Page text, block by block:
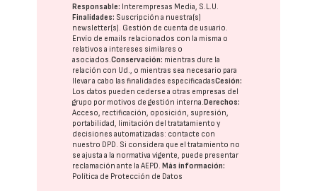
Responsable: Interempresas Media, S.L.U.
Finalidades: Suscripción a nuestra(s)
newsletter(s). Gestión de cuenta de usuario.
Envío de emails relacionados con la misma o
relativos a intereses similares o
asociados.Conservación: mientras dure la
relación con Ud., o mientras sea necesario para
llevar a cabo las finalidades especificadasCesión:
Los datos pueden cederse a otras empresas del
grupo por motivos de gestión interna.Derechos:
Acceso, rectificación, oposición, supresión,
portabilidad, limitación del tratatamiento y
decisiones automatizadas: contacte con
nuestro DPD. Si considera que el tratamiento no
se ajusta a la normativa vigente, puede presentar
reclamación ante laAEPD.Más información:
Política de Protección de Datos